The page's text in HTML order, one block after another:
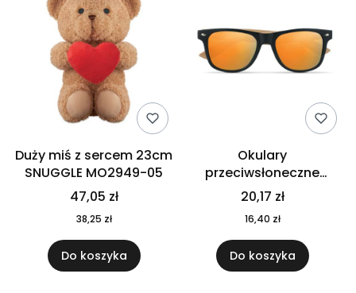
Duży miś z sercem 23cm
SNUGGLE MO2949-05
47,05 zł
38,25 zł
Do koszyka
Okulary
przeciwsłoneczne
CALIFORNIA TOUCH
MO9617-10
20,17 zł
16,40 zł
Do koszyka